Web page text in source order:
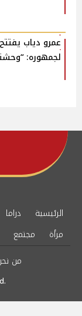
عمرو دياب
لجمهوره:
الرئيسية دراما
مرأة
مجتمع
من